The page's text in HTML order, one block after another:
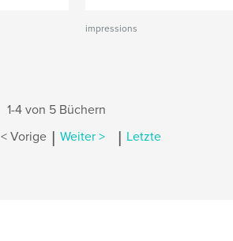
impressions
1-4 von 5 Büchern
< Vorige | Weiter > | Letzte